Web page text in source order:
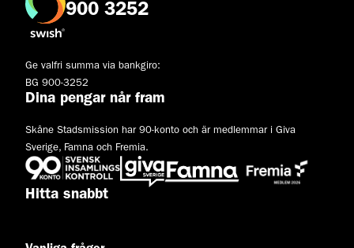
900 3252
Ge valfri summa via bankgiro:
BG 900-3252
Dina pengar når fram
Skåne Stadsmission har 90-konto och är medlemmar i Giva
Sverige, Famna och Fremia.
Hitta snabbt